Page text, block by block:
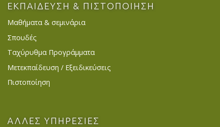
ΕΚΠΑΙΔΕΥΣΗ & ΠΙΣΤΟΠΟΙΗΣΗ
Μαθήματα & σεμινάρια
Σπουδές
Ταχύρυθμα Προγράμματα
Μετεκπαίδευση / Εξειδικεύσεις
Πιστοποίηση
ΑΛΛΕΣ ΥΠΗΡΕΣΙΕΣ